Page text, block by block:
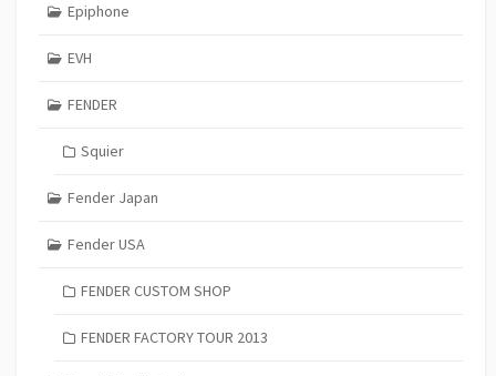
Epiphone
EVH
FENDER
Squier
Fender Japan
Fender USA
FENDER CUSTOM SHOP
FENDER FACTORY TOUR 2013